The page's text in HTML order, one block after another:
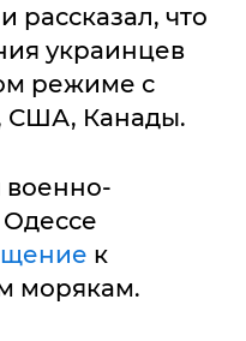
рассказал, что
украинцев
режиме с
США, Канады.
военно-
к
морякам.